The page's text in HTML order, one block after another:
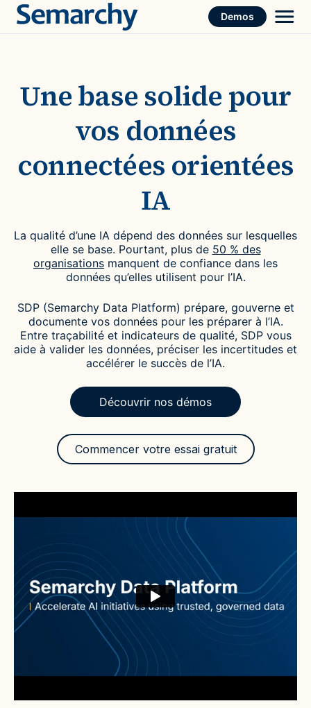
Skip
Demos
Une base solide pour
vos données
connectées orientées
IA
La qualité d’une IA dépend des données sur lesquelles
elle se base. Pourtant, plus de 50 % des
organisations manquent de confiance dans les
données qu’elles utilisent pour l’IA.
SDP (Semarchy Data Platform) prépare, gouverne et
documente vos données pour les préparer à l’IA.
Entre traçabilité et indicateurs de qualité, SDP vous
aide à valider les données, préciser les incertitudes et
accélérer le succès de l’IA.
Découvrir nos démos
Commencer votre essai gratuit